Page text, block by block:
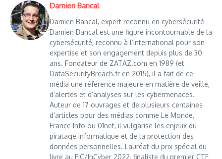
Damien Bancal
Damien Bancal, expert reconnu en cybersécurité
Damien Bancal est une figure incontournable de la
cybersécurité, reconnu à l’international pour son
expertise et son engagement depuis plus de 30
ans. Fondateur de ZATAZ.com en 1989 (et
DataSecurityBreach.fr en 2015), il a fait de ce
média une référence majeure en matière de veille,
d’alertes et d’analyses sur les cybermenaces.
Auteur de 17 ouvrages et de plusieurs centaines
d’articles pour des médias comme Le Monde,
France Info ou 01net, il vulgarise les enjeux du
piratage informatique et de la protection des
données personnelles. Lauréat du prix spécial du
livre au FIC/InCyber 2022, finaliste du premier CTF